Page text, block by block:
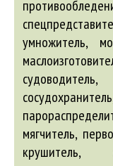
умножитель,
мягчитель,
крушитель,